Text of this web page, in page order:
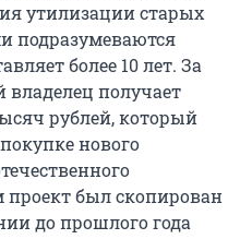
утилизации старых
подразумеваются
более 10 лет. За
получает
рублей, который
нового
проект был скопирован
до прошлого года